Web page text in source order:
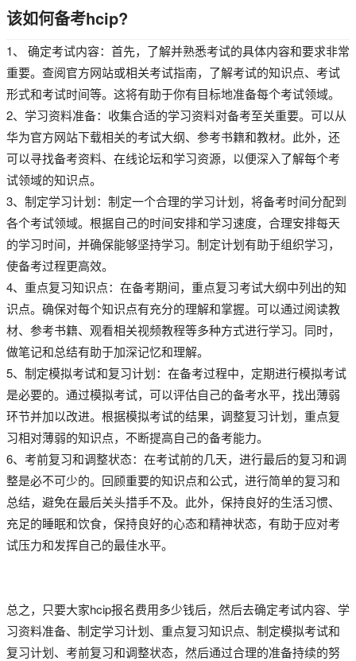
该如何备考hcip?
1、 确定考试内容：首先，了解并熟悉考试的具体内容和要求非常
重要。查阅官方网站或相关考试指南，了解考试的知识点、考试
形式和考试时间等。这将有助于你有目标地准备每个考试领域。
2、学习资料准备：收集合适的学习资料对备考至关重要。可以从
华为官方网站下载相关的考试大纲、参考书籍和教材。此外，还
可以寻找备考资料、在线论坛和学习资源，以便深入了解每个考
试领域的知识点。
3、制定学习计划：制定一个合理的学习计划，将备考时间分配到
各个考试领域。根据自己的时间安排和学习速度，合理安排每天
的学习时间，并确保能够坚持学习。制定计划有助于组织学习，
使备考过程更高效。
4、重点复习知识点：在备考期间，重点复习考试大纲中列出的知
识点。确保对每个知识点有充分的理解和掌握。可以通过阅读教
材、参考书籍、观看相关视频教程等多种方式进行学习。同时，
做笔记和总结有助于加深记忆和理解。
5、制定模拟考试和复习计划：在备考过程中，定期进行模拟考试
是必要的。通过模拟考试，可以评估自己的备考水平，找出薄弱
环节并加以改进。根据模拟考试的结果，调整复习计划，重点复
习相对薄弱的知识点，不断提高自己的备考能力。
6、考前复习和调整状态：在考试前的几天，进行最后的复习和调
整是必不可少的。回顾重要的知识点和公式，进行简单的复习和
总结，避免在最后关头措手不及。此外，保持良好的生活习惯、
充足的睡眠和饮食，保持良好的心态和精神状态，有助于应对考
试压力和发挥自己的最佳水平。
总之，只要大家hcip报名费用多少钱后，然后去确定考试内容、学
习资料准备、制定学习计划、重点复习知识点、制定模拟考试和
复习计划、考前复习和调整状态，然后通过合理的准备持续的努